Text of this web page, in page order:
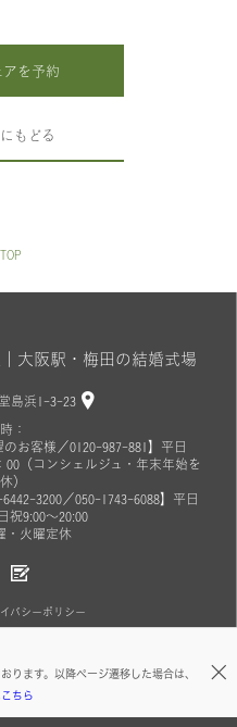
アを予約
もどる
ります。以降ページ遷移した場合は、
ちら
大阪駅・梅田の結婚式場
島浜1-3-23
：
のお客様／0120-987-881】平日
00（コンシェルジュ・年末年始を
）
3200／050-1743-6088】平日
祝9:00～20:00
・火曜定休
バシーポリシー